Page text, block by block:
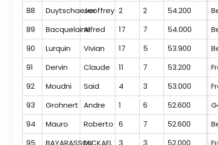
88
DuytschaeverJeoffrey 2 2 54.200
89
BacquelaineAlfred 17 7 54.000
90
Lurquin Vivian 17 5 53.900
91
Dervin Claude 11 7 53.200
92
Moudni Said 4 3 53.000
93
Grohnert Andre 1 6 52.600
94
Mauro Roberto 6 7 52.600
95
BAYARASSOUMICKAEL 3 3 52.000